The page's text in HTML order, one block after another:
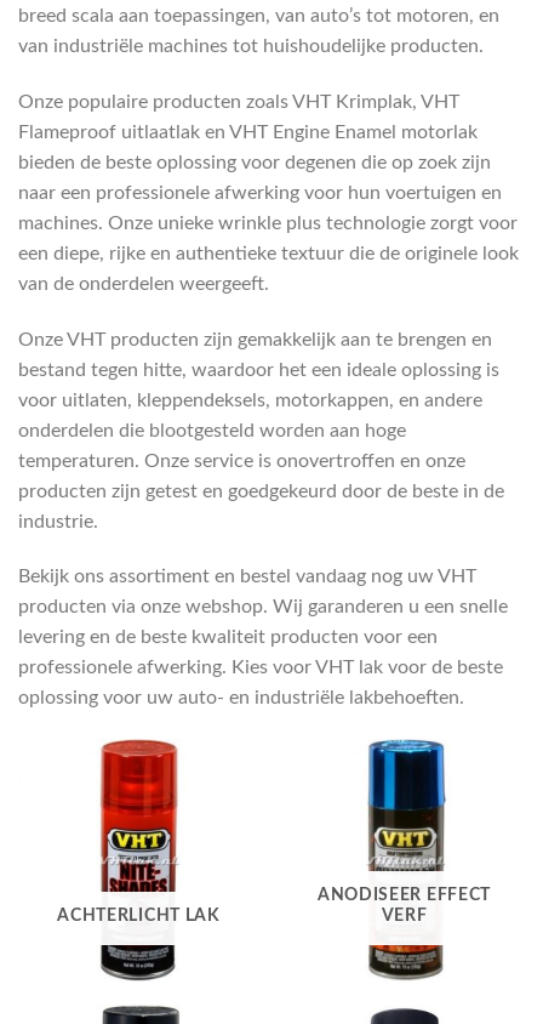
breed scala aan toepassingen, van auto’s tot motoren, en
van industriële machines tot huishoudelijke producten.
Onze populaire producten zoals VHT Krimplak, VHT
Flameproof uitlaatlak en VHT Engine Enamel motorlak
bieden de beste oplossing voor degenen die op zoek zijn
naar een professionele afwerking voor hun voertuigen en
machines. Onze unieke wrinkle plus technologie zorgt voor
een diepe, rijke en authentieke textuur die de originele look
van de onderdelen weergeeft.
Onze VHT producten zijn gemakkelijk aan te brengen en
bestand tegen hitte, waardoor het een ideale oplossing is
voor uitlaten, kleppendeksels, motorkappen, en andere
onderdelen die blootgesteld worden aan hoge
temperaturen. Onze service is onovertroffen en onze
producten zijn getest en goedgekeurd door de beste in de
industrie.
Bekijk ons assortiment en bestel vandaag nog uw VHT
producten via onze webshop. Wij garanderen u een snelle
levering en de beste kwaliteit producten voor een
professionele afwerking. Kies voor VHT lak voor de beste
oplossing voor uw auto- en industriële lakbehoeften.
ACHTERLICHT LAK
ANODISEER EFFECT
VERF